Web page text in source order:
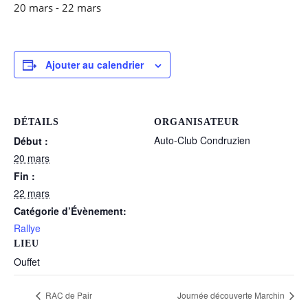
20 mars - 22 mars
Ajouter au calendrier
DÉTAILS
Début :
20 mars
Fin :
22 mars
Catégorie d’Évènement:
Rallye
LIEU
Ouffet
ORGANISATEUR
Auto-Club Condruzien
RAC de Pair Journée découverte Marchin